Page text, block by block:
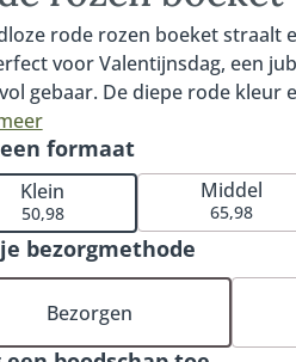
rode rozen boeket straalt
voor Valentijnsdag, een
gebaar. De diepe rode kleur
van de Red Naomi roos
Met een grote knop, een
lang en subtiele geur zijn
van liefde en genegenheid.
bodem en van de
17 (middel) of 21 (groot)
Maak het moment
vaas waarmee je
formaat
Klein
50,98
Middel
65,98
bezorgmethode
Bezorgen